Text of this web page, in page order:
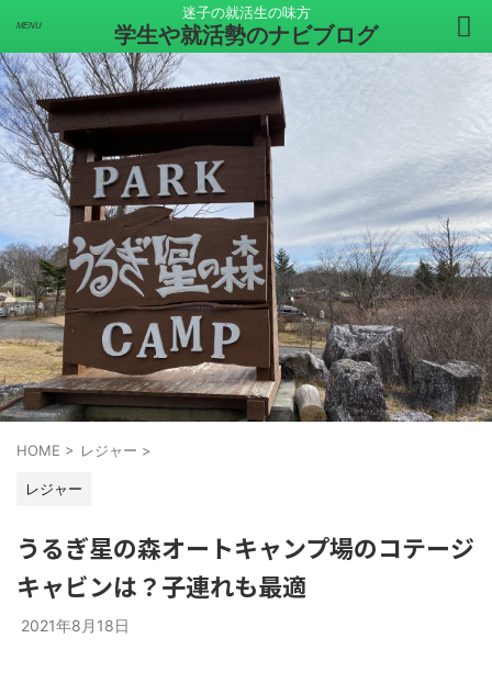
迷子の就活生の味方
学生や就活勢のナビブログ
HOME > レジャー >
レジャー
うるぎ星の森オートキャンプ場のコテージ
キャビンは？子連れも最適
2021年8月18日